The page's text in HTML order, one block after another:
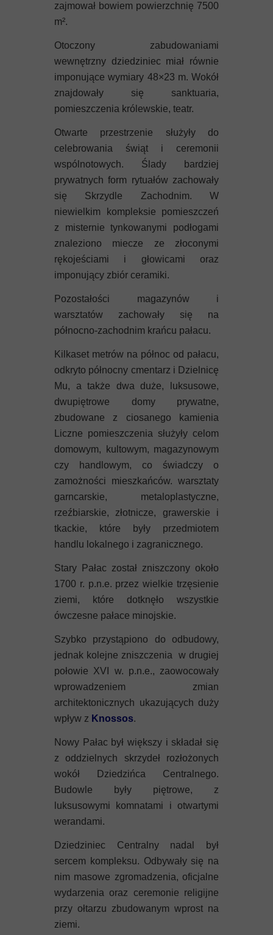
zajmował bowiem powierzchnię 7500
m².
Otoczony zabudowaniami
wewnętrzny dziedziniec miał równie
imponujące wymiary 48×23 m. Wokół
znajdowały się sanktuaria,
pomieszczenia królewskie, teatr.
Otwarte przestrzenie służyły do
celebrowania świąt i ceremonii
wspólnotowych. Ślady bardziej
prywatnych form rytuałów zachowały
się Skrzydle Zachodnim. W
niewielkim kompleksie pomieszczeń
z misternie tynkowanymi podłogami
znaleziono miecze ze złoconymi
rękojeściami i głowicami oraz
imponujący zbiór ceramiki.
Pozostałości magazynów i
warsztatów zachowały się na
północno-zachodnim krańcu pałacu.
Kilkaset metrów na północ od pałacu,
odkryto północny cmentarz i Dzielnicę
Mu, a także dwa duże, luksusowe,
dwupiętrowe domy prywatne,
zbudowane z ciosanego kamienia
Liczne pomieszczenia służyły celom
domowym, kultowym, magazynowym
czy handlowym, co świadczy o
zamożności mieszkańców. warsztaty
garncarskie, metaloplastyczne,
rzeźbiarskie, złotnicze, grawerskie i
tkackie, które były przedmiotem
handlu lokalnego i zagranicznego.
Stary Pałac został zniszczony około
1700 r. p.n.e. przez wielkie trzęsienie
ziemi, które dotknęło wszystkie
ówczesne pałace minojskie.
Szybko przystąpiono do odbudowy,
jednak kolejne zniszczenia w drugiej
połowie XVI w. p.n.e., zaowocowały
wprowadzeniem zmian
architektonicznych ukazujących duży
wpływ z Knossos.
Nowy Pałac był większy i składał się
z oddzielnych skrzydeł rozłożonych
wokół Dziedzińca Centralnego.
Budowle były piętrowe, z
luksusowymi komnatami i otwartymi
werandami.
Dziedziniec Centralny nadal był
sercem kompleksu. Odbywały się na
nim masowe zgromadzenia, oficjalne
wydarzenia oraz ceremonie religijne
przy ołtarzu zbudowanym wprost na
ziemi.